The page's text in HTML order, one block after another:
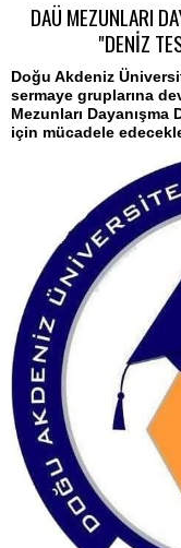
DAÜ MEZUNLARI
"DENİZ
Doğu Akdeniz
sermaye gruplarına
Mezunları
için mücadele